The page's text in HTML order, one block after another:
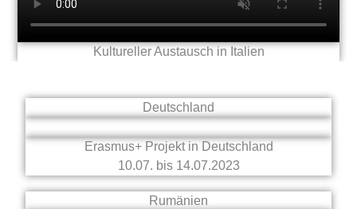
Kultureller Austausch in Italien
Deutschland
Erasmus+ Projekt in Deutschland
10.07. bis 14.07.2023
Rumänien